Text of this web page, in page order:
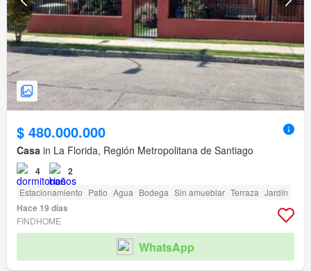
$ 480.000.000
Casa in La Florida, Región Metropolitana de Santiago
4 2
Estacionamiento Patio Agua Bodega Sin amueblar Terraza Jardín
Hace 19 días
FINDHOME
WhatsApp